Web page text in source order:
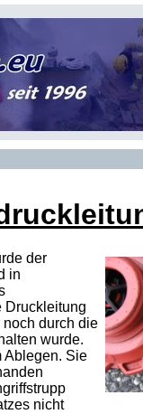
der
in
Druckleitung
durch die
wurde.
Ablegen. Sie
nicht